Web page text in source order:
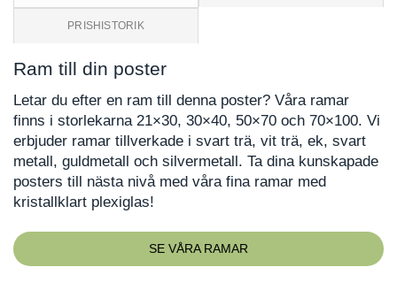
PRISHISTORIK
Ram till din poster
Letar du efter en ram till denna poster? Våra ramar
finns i storlekarna 21×30, 30×40, 50×70 och 70×100. Vi
erbjuder ramar tillverkade i svart trä, vit trä, ek, svart
metall, guldmetall och silvermetall. Ta dina kunskapade
posters till nästa nivå med våra fina ramar med
kristallklart plexiglas!
SE VÅRA RAMAR